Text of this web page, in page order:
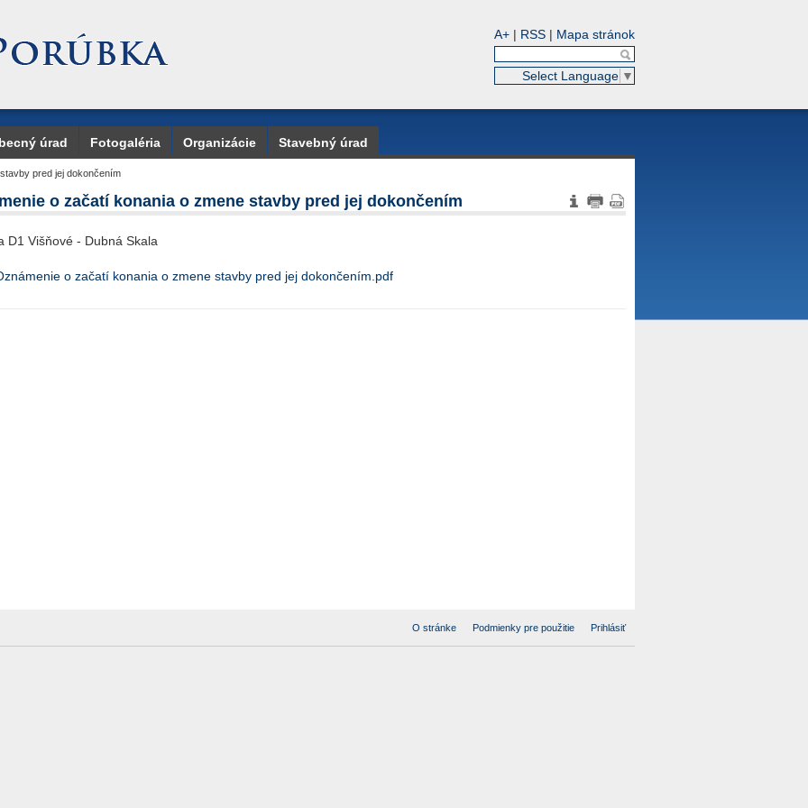
A+ | RSS | Mapa stránok
Select Language ▼
úrad Fotogaléria Organizácie Stavebný úrad
pred jej dokončením
o začatí konania o zmene stavby pred jej dokončením
D1 Višňové - Dubná Skala
o začatí konania o zmene stavby pred jej dokončením.pdf
O stránke Podmienky pre použitie Prihlásiť